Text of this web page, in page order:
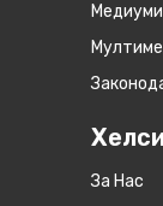
Медиуми
За Нас